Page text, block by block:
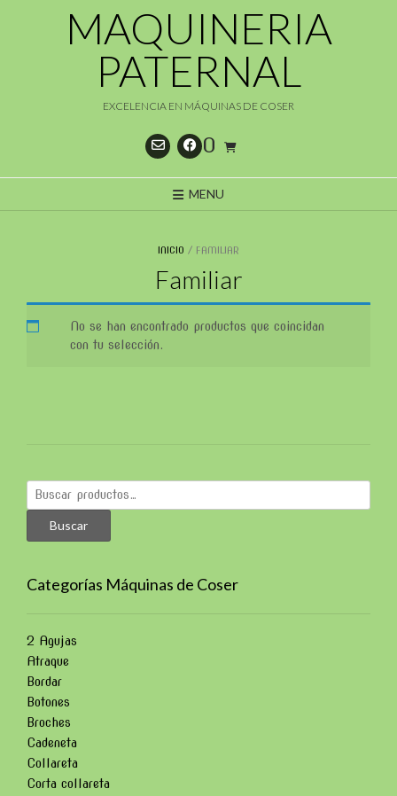
MAQUINERIA
PATERNAL
EXCELENCIA EN MÁQUINAS DE COSER
0
MENU
INICIO / FAMILIAR
Familiar
No se han encontrado productos que coincidan
con tu selección.
Buscar
por:
Buscar
Categorías Máquinas de Coser
2 Agujas
Atraque
Bordar
Botones
Broches
Cadeneta
Collareta
Corta collareta